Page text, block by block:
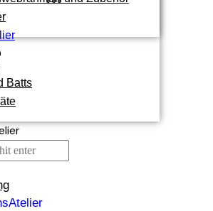
Batts